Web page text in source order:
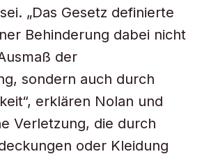
„Das Gesetz definierte
Behinderung dabei nicht
der
sondern auch durch
erklären Nolan und
Verletzung, die durch
oder Kleidung